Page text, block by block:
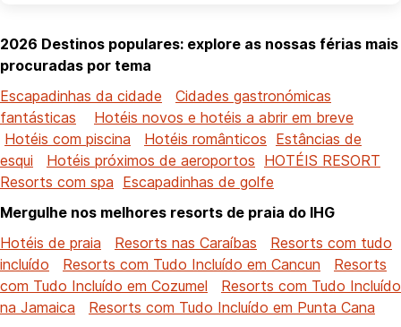
2026 Destinos populares: explore as nossas férias mais
procuradas por tema
Escapadinhas da cidade
Cidades gastronómicas
fantásticas
Hotéis novos e hotéis a abrir em breve
Hotéis com piscina
Hotéis românticos Estâncias de
esqui
Hotéis próximos de aeroportos HOTÉIS RESORT
Resorts com spa Escapadinhas de golfe
Mergulhe nos melhores resorts de praia do IHG
Hotéis de praia
Resorts nas Caraíbas
Resorts com tudo
incluído
Resorts com Tudo Incluído em Cancun
Resorts
com Tudo Incluído em Cozumel
Resorts com Tudo Incluído
na Jamaica
Resorts com Tudo Incluído em Punta Cana